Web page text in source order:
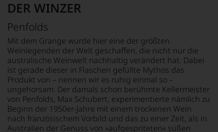
unsere
Weinselektion
bewegt.
Das
aber
genügt
uns
nicht
mehr.
Wir
haben
festgestellt,
dass
manch
studierte
Rechtsanwalt
verstand
sich
als
Sprachrohr
des
Verbrauchers
und
schuf
1978
den
Newsletter
»The
der
Universität
von
Wisconsin.
Bedingt
durch
seinen
Vater
wandte
er
sich
aber
vor
18 °C
ALKOHOLGEHALT
14,5 % Vol.
RESTSÜSSE
0,8 g/L
SÄUREGEHALT
6,7 g/L
davon gesättigte
Fettsäuren: 0 g
KOHLENHYDRATE
0 g
davon Zucker: 0 g
EIWEISS
0 g
SALZ
0 g
DER WINZER
Penfolds
Mit dem Grange wurde hier eine der größten
Weinlegenden der Welt geschaffen, die nicht nur die
australische Weinwelt nachhaltig verändert hat. Dabei
ist gerade dieser in Flaschen gefüllte Mythos das
Produkt von – nennen wir es ruhig einmal so –
ungehorsam. Der damals schon berühmte Kellermeister
von Penfolds, Max Schubert, experimentierte nämlich zu
Beginn der 1950er-Jahre mit einem trockenen Wein
nach französischem Vorbild und das zu einer Zeit, als in
Australien der Genuss von »aufgespriteten« süßen